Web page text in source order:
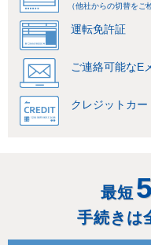
（他社からの切替をご
運転免許証
ご連絡可能なE
クレジット カー
最短
手続きは